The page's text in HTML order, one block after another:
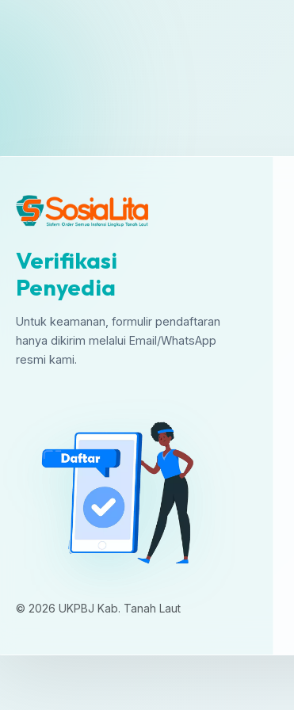
Verifikasi
Penyedia
Untuk keamanan, formulir pendaftaran
hanya dikirim melalui Email/WhatsApp
resmi kami.
© 2026 UKPBJ Kab. Tanah Laut